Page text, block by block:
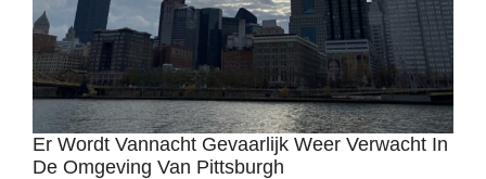
Er Wordt Vannacht Gevaarlijk Weer Verwacht In
De Omgeving Van Pittsburgh